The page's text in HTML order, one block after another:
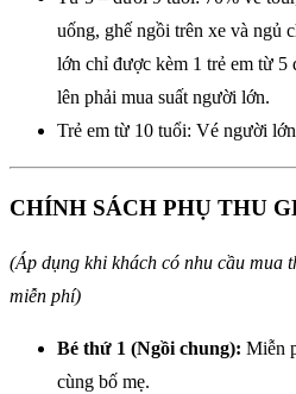
uống, ghế ngồi trên xe và ngủ
lớn chỉ được kèm 1 trẻ em từ
lên phải mua suất người lớn.
Trẻ em từ 10 tuổi: Vé người
CHÍNH SÁCH PHỤ THU
(Áp dụng khi khách có nhu cầu mua
miễn phí)
Bé thứ 1 (Ngồi chung): Miễn
cùng bố mẹ.